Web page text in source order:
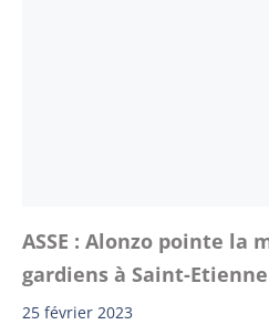
ASSE : Alonzo pointe la
gardiens à Saint-Etienne
25 février 2023